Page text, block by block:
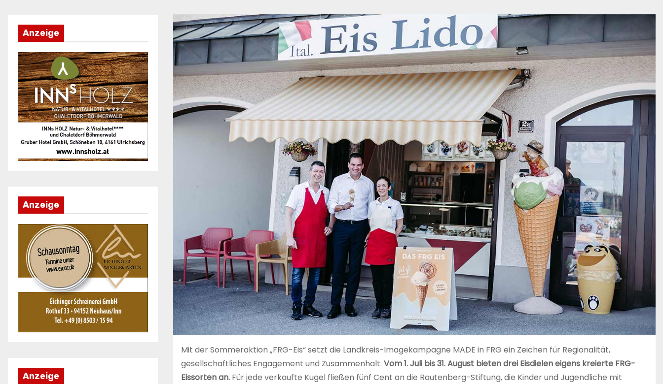
Anzeige
Anzeige
Anzeige
Mit der Sommeraktion „FRG-Eis“ setzt die Landkreis-Imagekampagne MADE in FRG ein Zeichen für Regionalität,
gesellschaftliches Engagement und Zusammenhalt. Vom 1. Juli bis 31. August bieten drei Eisdielen eigens kreierte FRG-
Eissorten an. Für jede verkaufte Kugel fließen fünf Cent an die Rautenberg-Stiftung, die Kinder und Jugendliche mit